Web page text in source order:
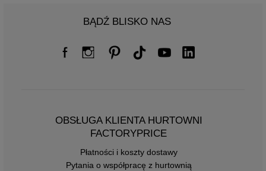
BĄDŹ BLISKO NAS
OBSŁUGA KLIENTA HURTOWNI
FACTORYPRICE
Płatności i koszty dostawy
Pytania o współpracę z hurtownią